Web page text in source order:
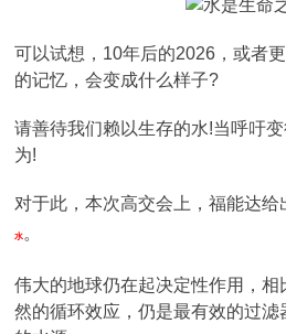
可以试想，10年后的2026，或者
的记忆，会变成什么样子?
请善待我们赖以生存的水!当呼吁
为!
对于此，本次高交会上，福能达
水 。
伟大的地球仍在起决定性作用，相
然的循环效应，仍是最有效的过